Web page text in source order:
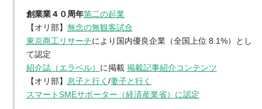
創業業４０周年第二の起業
【オリ部】 無念の無観客試合
東京商工リサーチにより国内優良企業（全国上位 8.1%）とし
て認定
紹介誌（エラベル） に掲載 掲載記事紹介コンテンツ
【オリ部】 息子と行く /妻子と行く
スマートSMEサポーター（経済産業省）に認定